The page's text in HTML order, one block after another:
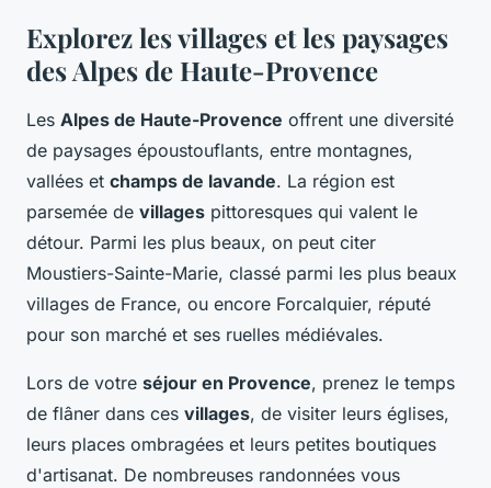
Explorez les villages et les paysages
des Alpes de Haute-Provence
Les Alpes de Haute-Provence offrent une diversité
de paysages époustouflants, entre montagnes,
vallées et champs de lavande. La région est
parsemée de villages pittoresques qui valent le
détour. Parmi les plus beaux, on peut citer
Moustiers-Sainte-Marie, classé parmi les plus beaux
villages de France, ou encore Forcalquier, réputé
pour son marché et ses ruelles médiévales.
Lors de votre séjour en Provence, prenez le temps
de flâner dans ces villages, de visiter leurs églises,
leurs places ombragées et leurs petites boutiques
d'artisanat. De nombreuses randonnées vous